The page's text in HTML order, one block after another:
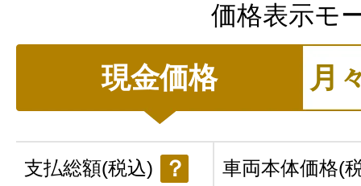
価格表示モ
現金価格 月
支払総額(税込) ？ 車両本体価格(